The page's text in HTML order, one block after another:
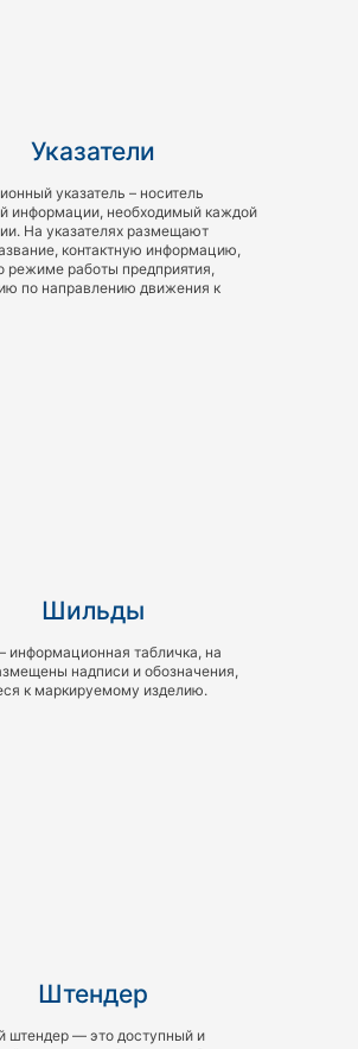
Указатели
указатель – носитель
информации, необходимый каждой
На указателях размещают
контактную информацию,
режиме работы предприятия,
по направлению движения к
Шильды
табличка, на
надписи и обозначения,
к маркируемому изделию.
Штендер
штендер — это доступный и